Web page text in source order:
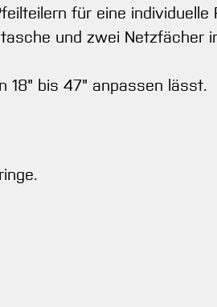
für eine individuelle
und zwei Netzfächer
18" bis 47" anpassen lässt.